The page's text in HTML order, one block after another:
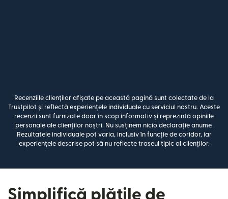
Recenziile clienților afișate pe această pagină sunt colectate de la
Trustpilot și reflectă experiențele individuale cu serviciul nostru. Aceste
recenzii sunt furnizate doar în scop informativ și reprezintă opiniile
personale ale clienților noștri. Nu susținem nicio declarație anume.
Rezultatele individuale pot varia, inclusiv în funcție de coridor, iar
experiențele descrise pot să nu reflecte traseul tipic al clienților.
Simplifică plățile de